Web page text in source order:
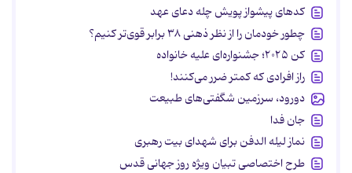
کدهای پیشواز پویش چله دعای عهد
چطور خودمان را از نظر ذهنی ۳۸ برابر قوی‌تر کنیم؟
کن ۲۰۲۵؛ جشنواره‌ای علیه خانواده
راز افرادی که کمتر ضرر می‌کنند!
دورود، سرزمین شگفتی‌های طبیعت
جان فدا
نماز لیله الدفن برای شهدای بیت رهبری
طرح اختصاصی تبیان ویژه روز جهانی قدس